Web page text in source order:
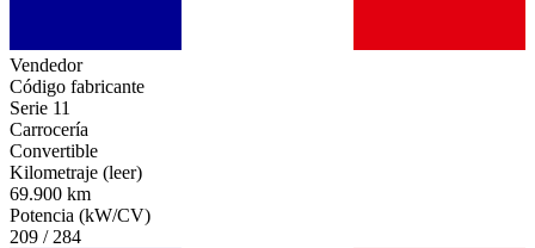
Vendedor
Código fabricante
Serie 11
Carrocería
Convertible
Kilometraje (leer)
69.900 km
Potencia (kW/CV)
209 / 284